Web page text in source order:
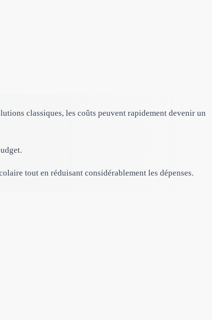
classiques, les coûts peuvent rapidement devenir un
tout en réduisant considérablement les dépenses.